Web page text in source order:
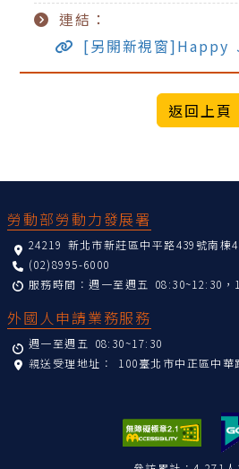
連結：
[另開新視窗]Happy
勞動部勞動力發展署
24219 新北市新莊區中平路439號南棟
(02)8995-6000
服務時間：週一至週五 08:30~12:30，
外國人申請業務服務
週一至週五 08:30~17:30
親送受理地址： 100臺北市中正區中華